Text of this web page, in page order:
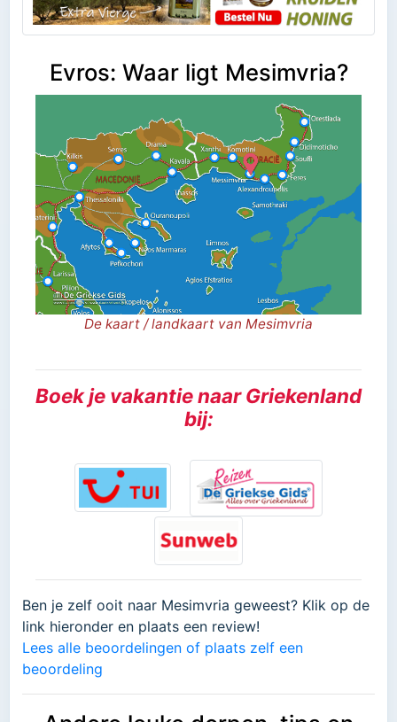
Evros: Waar ligt Mesimvria?
De kaart / landkaart van Mesimvria
Boek je vakantie naar Griekenland
bij:
Ben je zelf ooit naar Mesimvria geweest? Klik op de
link hieronder en plaats een review!
Lees alle beoordelingen of plaats zelf een
beoordeling